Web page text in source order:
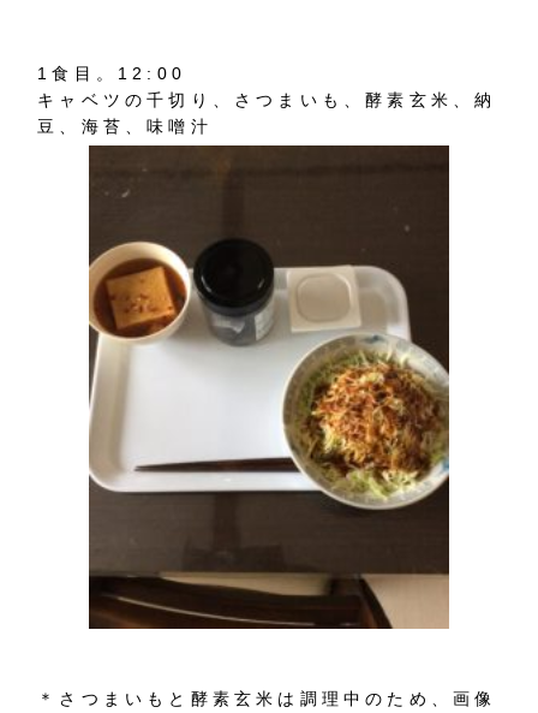
1食目。12:00
キャベツの千切り、さつまいも、酵素玄米、納
豆、海苔、味噌汁
＊さつまいもと酵素玄米は調理中のため、画像